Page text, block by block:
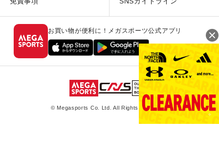
お買い物が便利に！メガスポーツ公式アプリ
© Megasports Co. Ltd. All Rights Reserved.